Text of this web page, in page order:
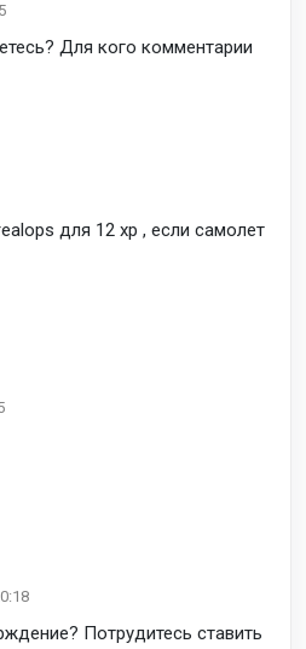
Для кого комментарии
для 12 xp , если самолет
Потрудитесь ставить